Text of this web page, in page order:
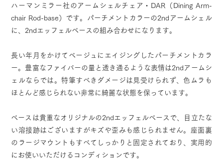
ハーマンミラー社のアームシェルチェア・DAR（Dining Arm-
chair Rod-base）です。パーチメントカラーの2ndアームシェル
に、2ndエッフェルベースの組み合わせになります。
長い年月をかけてベージュにエイジングしたパーチメントカラ
ー。豊富なファイバーの量と透き通るような表情は2ndアームシ
ェルならでは。特筆すべきダメージは見受けられず、色ムラも
ほとんど感じられない非常に綺麗な状態を保っています。
ベースは貴重なオリジナルの2ndエッフェルベースで、目立たな
い溶接跡はございますがキズや歪みも感じられません。座面裏
のラージマウントもすべてしっかりと固定されており、実用的
にお使いいただけるコンディションです。